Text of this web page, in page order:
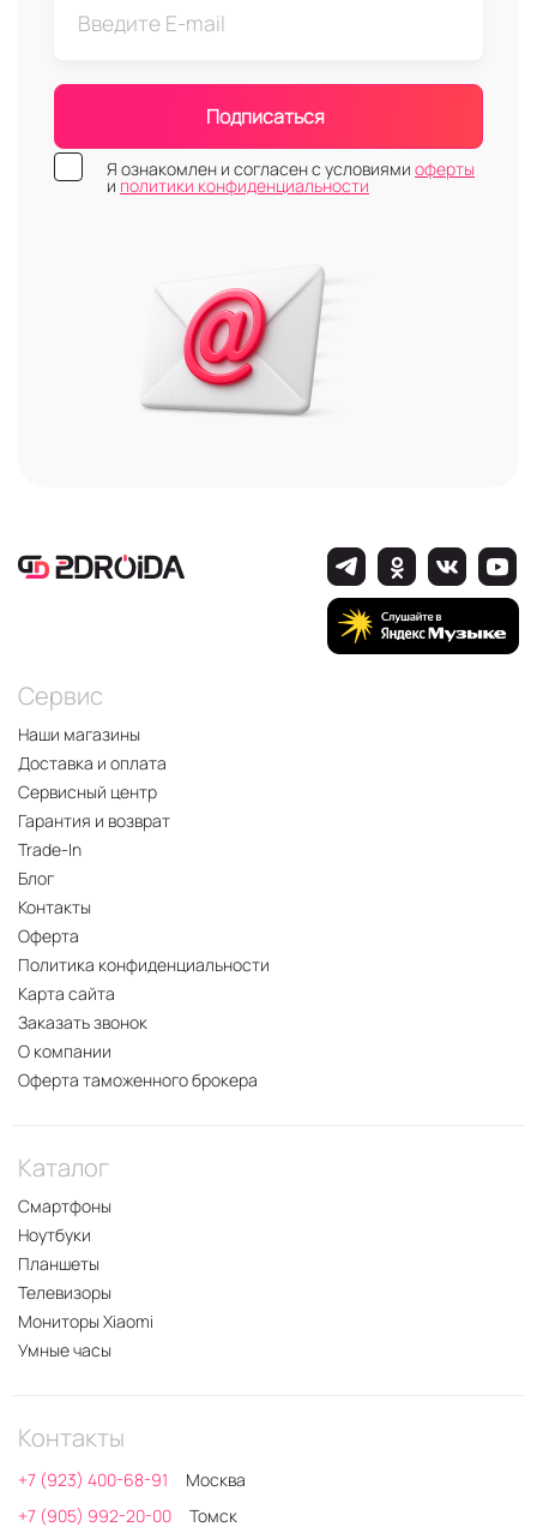
Подписаться
Я ознакомлен и согласен с условиями оферты
и политики конфиденциальности
Сервис
Наши магазины
Доставка и оплата
Сервисный центр
Гарантия и возврат
Trade-In
Блог
Контакты
Оферта
Политика конфиденциальности
Карта сайта
Заказать звонок
О компании
Оферта таможенного брокера
Каталог
Смартфоны
Ноутбуки
Планшеты
Телевизоры
Мониторы Xiaomi
Умные часы
Контакты
+7 (923) 400-68-91
Москва
+7 (905) 992-20-00
Томск